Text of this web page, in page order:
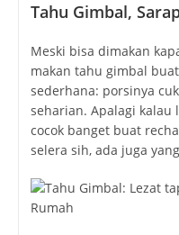
Tahu Gimbal,
Meski bisa dimakan
makan tahu gimbal
sederhana: porsinya
seharian. Apalagi kalau
cocok banget buat
selera sih, ada juga